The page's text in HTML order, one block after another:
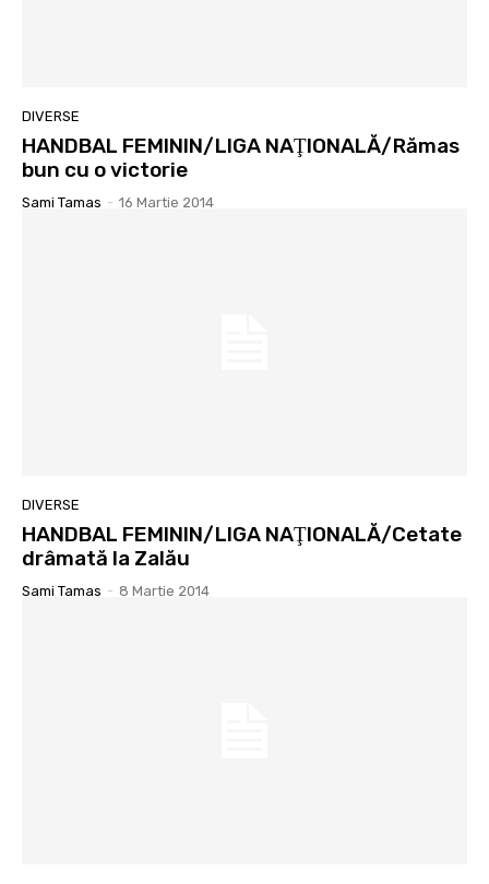
DIVERSE
HANDBAL FEMININ/LIGA NAŢIONALĂ/Rămas
bun cu o victorie
Sami Tamas - 16 Martie 2014
DIVERSE
HANDBAL FEMININ/LIGA NAŢIONALĂ/Cetate
drâmată la Zalău
Sami Tamas - 8 Martie 2014